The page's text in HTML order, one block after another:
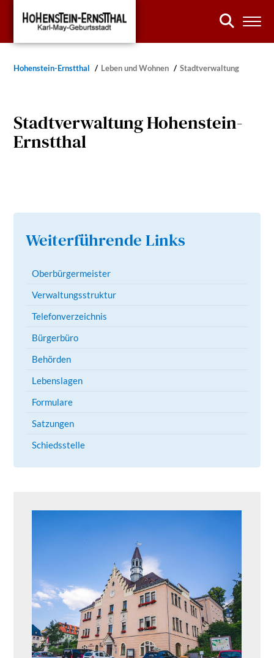
Hohenstein-Ernstthal Leben und Wohnen Stadtverwaltung
Stadtverwaltung Hohenstein-
Ernstthal
Weiterführende Links
Oberbürgermeister
Verwaltungsstruktur
Telefonverzeichnis
Bürgerbüro
Behörden
Lebenslagen
Formulare
Satzungen
Schiedsstelle